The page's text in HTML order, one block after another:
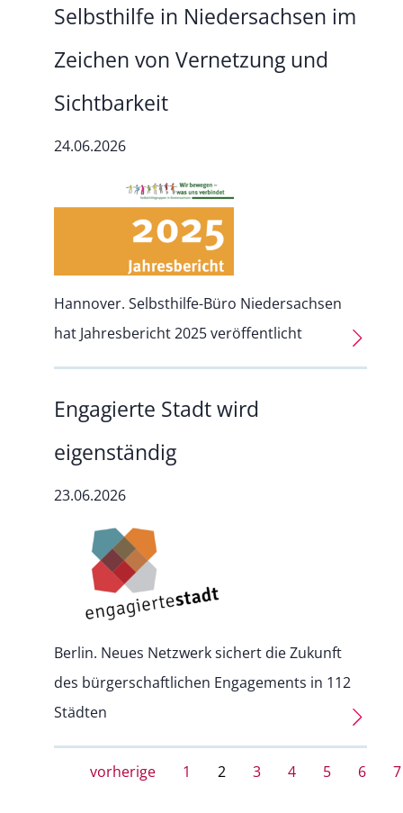
Selbsthilfe in Niedersachsen im
Zeichen von Vernetzung und
Sichtbarkeit
24.06.2026
Hannover. Selbsthilfe-Büro Niedersachsen
hat Jahresbericht 2025 veröffentlicht
Engagierte Stadt wird
eigenständig
23.06.2026
Berlin. Neues Netzwerk sichert die Zukunft
des bürgerschaftlichen Engagements in 112
Städten
vorherige 1 2 3 4 5 6 7